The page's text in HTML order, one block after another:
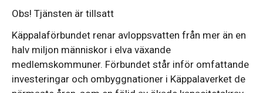
Obs! Tjänsten är tillsatt
Käppalaförbundet renar avloppsvatten från mer än en
halv miljon människor i elva växande
medlemskommuner. Förbundet står inför omfattande
investeringar och ombyggnationer i Käppalaverket de